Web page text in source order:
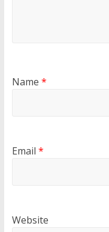
Name *
Email *
Website